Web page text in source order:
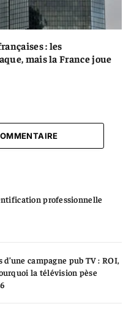
: les
mais la France joue
professionnelle
campagne pub TV : ROI,
la télévision pèse